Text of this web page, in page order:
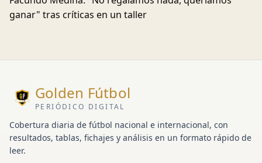
ganar" tras críticas en un taller
Golden Fútbol
PERIÓDICO DIGITAL
Cobertura diaria de fútbol nacional e internacional, con
resultados, tablas, fichajes y análisis en un formato rápido de
leer.